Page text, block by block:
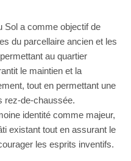
Sol a comme objectif de
du parcellaire ancien et les
au quartier
le maintien et la
tout en permettant une
rez-de-chaussée.
identité comme majeur,
existant tout en assurant le
les esprits inventifs.